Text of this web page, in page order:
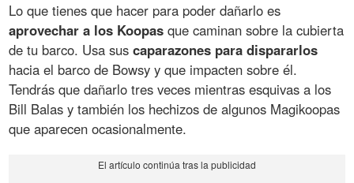
Lo que tienes que hacer para poder dañarlo es
aprovechar a los Koopas que caminan sobre la cubierta
de tu barco. Usa suscaparazones para dispararlos
hacia el barco de Bowsy y que impacten sobre él.
Tendrás que dañarlo tres veces mientras esquivas a los
Bill Balas y también los hechizos de algunos Magikoopas
que aparecen ocasionalmente.